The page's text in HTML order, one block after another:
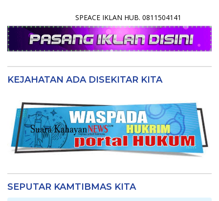
SPEACE IKLAN HUB. 0811504141
KEJAHATAN ADA DISEKITAR KITA
SEPUTAR KAMTIBMAS KITA